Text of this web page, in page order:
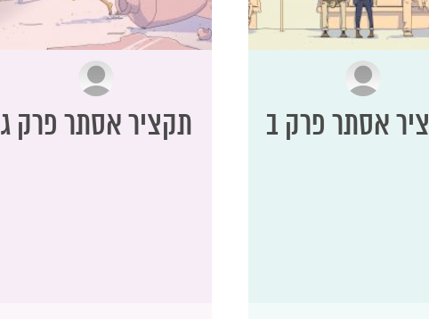
אסתר פרק ב תקציר אסתר פרק ג